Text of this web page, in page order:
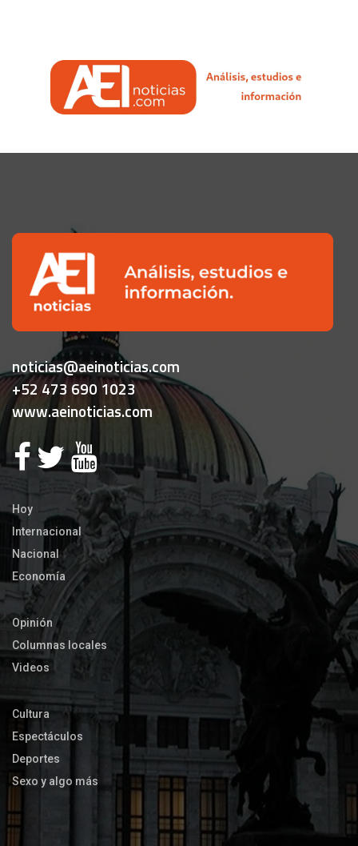
noticias@aeinoticias.com
+52 473 690 1023
www.aeinoticias.com
Hoy
Internacional
Nacional
Economía
Opinión
Columnas locales
Videos
Cultura
Espectáculos
Deportes
Sexo y algo más